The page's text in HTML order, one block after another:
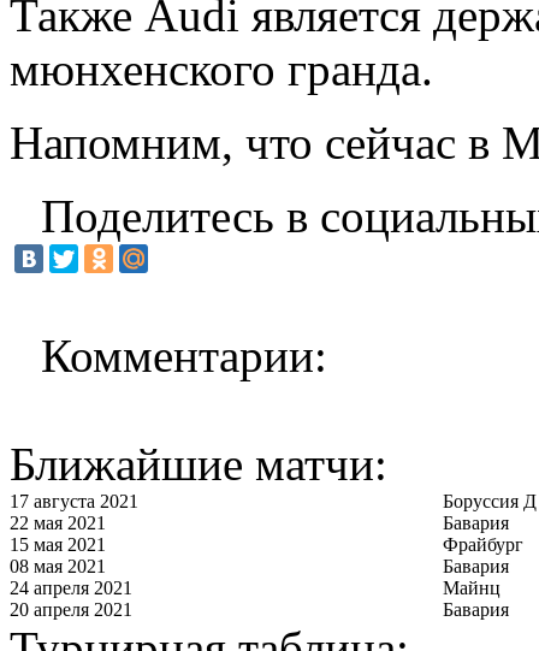
Также Audi является
мюнхенского гранда.
Напомним, что сейчас в
Поделитесь в
Комментарии:
Ближайшие матчи:
17 августа 2021
Боруссия Д
22 мая 2021
Бавария
15 мая 2021
Фрайбург
08 мая 2021
Бавария
24 апреля 2021
Майнц
20 апреля 2021
Бавария